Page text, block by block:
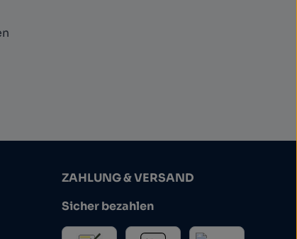
ZAHLUNG & VERSAND
Sicher bezahlen